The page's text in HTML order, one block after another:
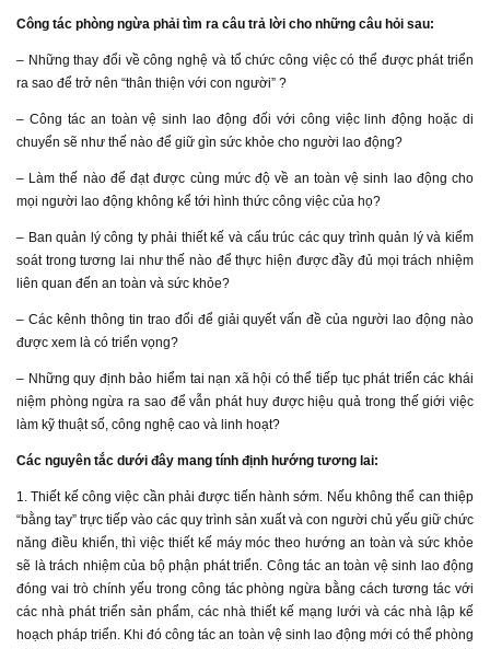
Công tác phòng ngừa phải tìm ra câu trả lời cho những câu hỏi sau:
– Những thay đổi về công nghệ và tổ chức công việc có thể được phát triển
ra sao để trở nên “thân thiện với con người” ?
– Công tác an toàn vệ sinh lao động đối với công việc linh động hoặc di
chuyển sẽ như thế nào để giữ gìn sức khỏe cho người lao động?
– Làm thế nào để đạt được cùng mức độ về an toàn vệ sinh lao động cho
mọi người lao động không kể tới hình thức công việc của họ?
– Ban quản lý công ty phải thiết kế và cấu trúc các quy trình quản lý và kiểm
soát trong tương lai như thế nào để thực hiện được đầy đủ mọi trách nhiệm
liên quan đến an toàn và sức khỏe?
– Các kênh thông tin trao đổi để giải quyết vấn đề của người lao động nào
được xem là có triển vọng?
– Những quy định bảo hiểm tai nạn xã hội có thể tiếp tục phát triển các khái
niệm phòng ngừa ra sao để vẫn phát huy được hiệu quả trong thế giới việc
làm kỹ thuật số, công nghệ cao và linh hoạt?
Các nguyên tắc dưới đây mang tính định hướng tương lai:
1. Thiết kế công việc cần phải được tiến hành sớm. Nếu không thể can thiệp
“bằng tay” trực tiếp vào các quy trình sản xuất và con người chủ yếu giữ chức
năng điều khiển, thì việc thiết kế máy móc theo hướng an toàn và sức khỏe
sẽ là trách nhiệm của bộ phận phát triển. Công tác an toàn vệ sinh lao động
đóng vai trò chính yếu trong công tác phòng ngừa bằng cách tương tác với
các nhà phát triển sản phẩm, các nhà thiết kế mạng lưới và các nhà lập kế
hoạch pháp triển. Khi đó công tác an toàn vệ sinh lao động mới có thể phòng